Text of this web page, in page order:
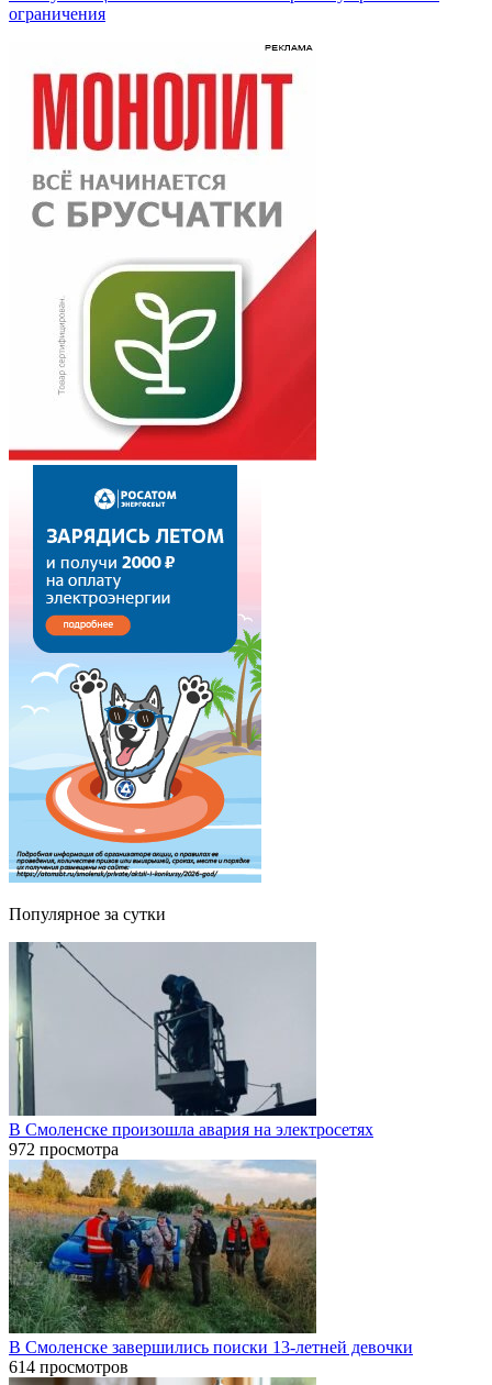
ограничения
Популярное за сутки
В Смоленске произошла авария на электросетях
972 просмотра
В Смоленске завершились поиски 13-летней девочки
614 просмотров